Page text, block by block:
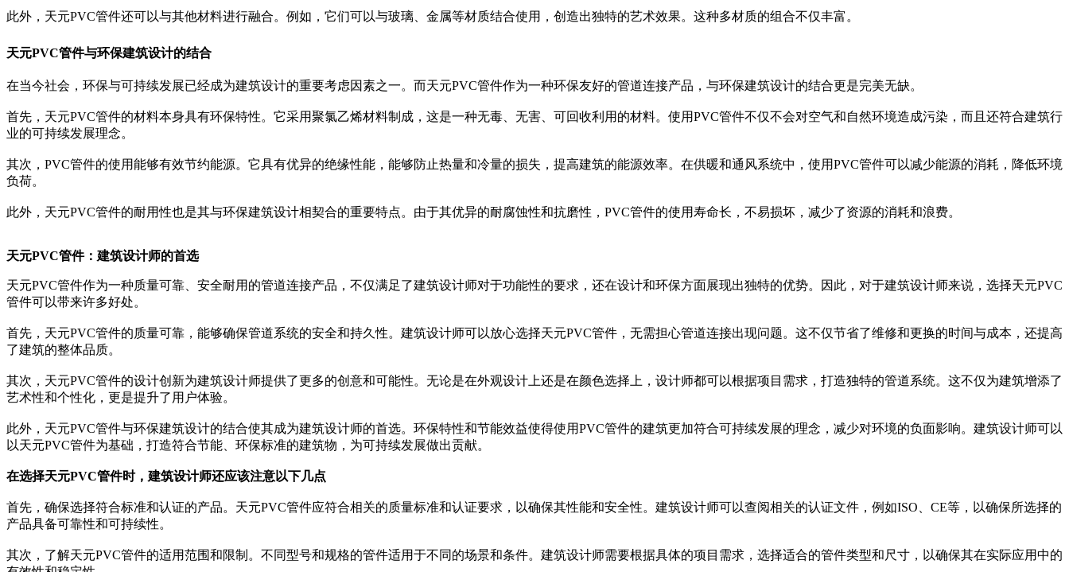
此外，天元PVC管件还可以与其他材料进行融合。例如，它们可以与玻璃、金属等材质结合使用，创造出独特的艺术效果。这种多材质的组合不仅丰富。
天元PVC管件与环保建筑设计的结合
在当今社会，环保与可持续发展已经成为建筑设计的重要考虑因素之一。而天元PVC管件作为一种环保友好的管道连接产品，与环保建筑设计的结合更是完美无缺。
首先，天元PVC管件的材料本身具有环保特性。它采用聚氯乙烯材料制成，这是一种无毒、无害、可回收利用的材料。使用PVC管件不仅不会对空气和自然环境造成污染，而且还符合建筑行
业的可持续发展理念。
其次，PVC管件的使用能够有效节约能源。它具有优异的绝缘性能，能够防止热量和冷量的损失，提高建筑的能源效率。在供暖和通风系统中，使用PVC管件可以减少能源的消耗，降低环境
负荷。
此外，天元PVC管件的耐用性也是其与环保建筑设计相契合的重要特点。由于其优异的耐腐蚀性和抗磨性，PVC管件的使用寿命长，不易损坏，减少了资源的消耗和浪费。
天元PVC管件：建筑设计师的首选
天元PVC管件作为一种质量可靠、安全耐用的管道连接产品，不仅满足了建筑设计师对于功能性的要求，还在设计和环保方面展现出独特的优势。因此，对于建筑设计师来说，选择天元PVC
管件可以带来许多好处。
首先，天元PVC管件的质量可靠，能够确保管道系统的安全和持久性。建筑设计师可以放心选择天元PVC管件，无需担心管道连接出现问题。这不仅节省了维修和更换的时间与成本，还提高
了建筑的整体品质。
其次，天元PVC管件的设计创新为建筑设计师提供了更多的创意和可能性。无论是在外观设计上还是在颜色选择上，设计师都可以根据项目需求，打造独特的管道系统。这不仅为建筑增添了
艺术性和个性化，更是提升了用户体验。
此外，天元PVC管件与环保建筑设计的结合使其成为建筑设计师的首选。环保特性和节能效益使得使用PVC管件的建筑更加符合可持续发展的理念，减少对环境的负面影响。建筑设计师可以
以天元PVC管件为基础，打造符合节能、环保标准的建筑物，为可持续发展做出贡献。
在选择天元PVC管件时，建筑设计师还应该注意以下几点
首先，确保选择符合标准和认证的产品。天元PVC管件应符合相关的质量标准和认证要求，以确保其性能和安全性。建筑设计师可以查阅相关的认证文件，例如ISO、CE等，以确保所选择的
产品具备可靠性和可持续性。
其次，了解天元PVC管件的适用范围和限制。不同型号和规格的管件适用于不同的场景和条件。建筑设计师需要根据具体的项目需求，选择适合的管件类型和尺寸，以确保其在实际应用中的